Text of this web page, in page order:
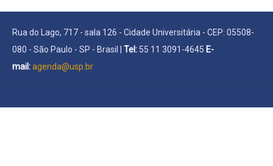
Rua do Lago, 717 - sala 126 - Cidade Universitária - CEP: 05508-
080 - São Paulo - SP - Brasil | Tel: 55 11 3091-4645 E-
mail:agenda@usp.br